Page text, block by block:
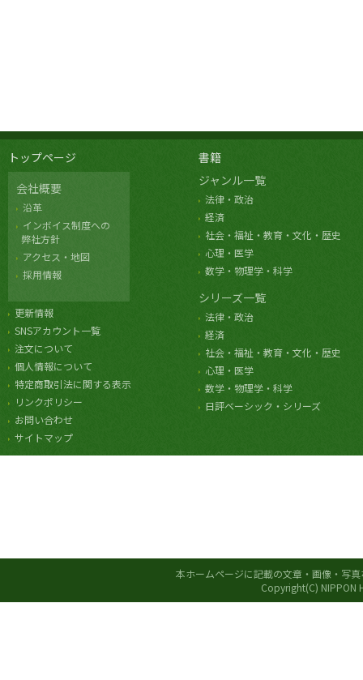
トップページ
会社概要
沿革
インボイス制度への
弊社方針
アクセス・地図
採用情報
更新情報
SNSアカウント一覧
注文について
個人情報について
特定商取引法に関する表示
リンクポリシー
お問い合わせ
サイトマップ
書籍
ジャンル一覧
法律・政治
経済
社会・福祉・教育・文化・歴史
心理・医学
数学・物理学・科学
シリーズ一覧
法律・政治
経済
社会・福祉・教育・文化・歴史
心理・医学
数学・物理学・科学
日評ベーシック・シリーズ
本ホームページに記載の文章・画像・写
Copyright(C) NIPPON